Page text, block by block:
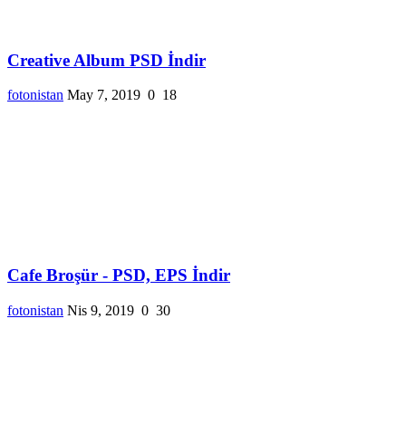
Creative Album PSD İndir
fotonistan May 7, 2019 0 18
Cafe Broşür - PSD, EPS İndir
fotonistan Nis 9, 2019 0 30